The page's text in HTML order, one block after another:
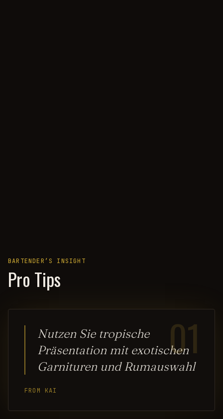
BARTENDER’S INSIGHT
Pro Tips
01
Nutzen Sie tropische
Präsentation mit exotischen
Garnituren und Rumauswahl
FROM KAI